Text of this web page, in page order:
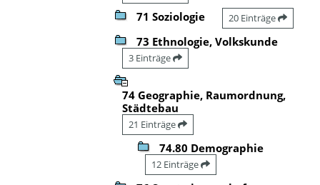
71 Soziologie 20 Einträge
73 Ethnologie, Volkskunde
3 Einträge
74 Geographie, Raumordnung,
Städtebau
21 Einträge
74.80 Demographie
12 Einträge